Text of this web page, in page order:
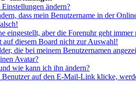
ändern?
dass mein Benutzername in der
eingestellt, aber die Forenuhr geht immer
auf diesem Board nicht zur Auswahl!
die bei meinem Benutzernamen
Avatar?
wie kann ich ihn ändern?
Benutzer auf den E-Mail-Link klicke,